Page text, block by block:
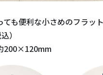
ても便利な小さめのフラッ
）
200×120mm